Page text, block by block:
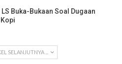
Buka-Bukaan Soal Dugaan
SELANJUTNYA ...